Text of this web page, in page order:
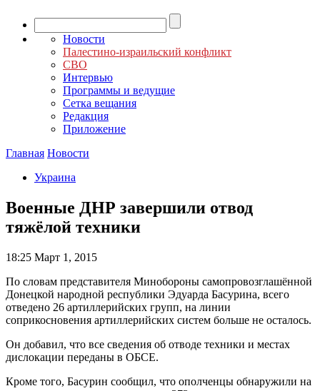
Новости
Палестино-израильский конфликт
СВО
Интервью
Программы и ведущие
Сетка вещания
Редакция
Приложение
Главная Новости
Украина
Военные ДНР завершили отвод
тяжёлой техники
18:25 Март 1, 2015
По словам представителя Минобороны самопровозглашённой
Донецкой народной республики Эдуарда Басурина, всего
отведено 26 артиллерийских групп, на линии
соприкосновения артиллерийских систем больше не осталось.
Он добавил, что все сведения об отводе техники и местах
дислокации переданы в ОБСЕ.
Кроме того, Басурин сообщил, что ополченцы обнаружили на